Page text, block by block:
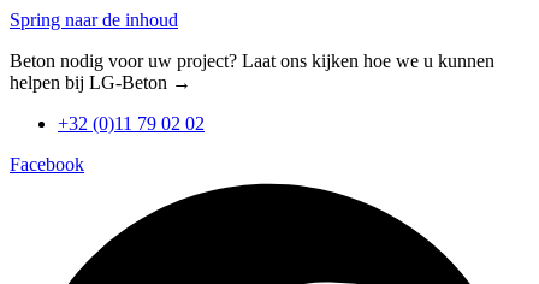
Spring naar de inhoud
Beton nodig voor uw project? Laat ons kijken hoe we u kunnen
helpen bij LG-Beton →
+32 (0)11 79 02 02
Facebook